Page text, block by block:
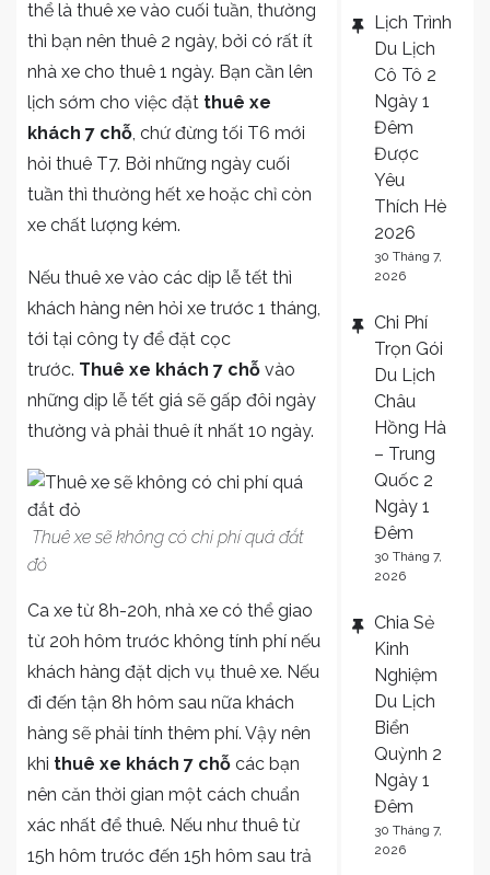
thể là thuê xe vào cuối tuần, thường
thì bạn nên thuê 2 ngày, bởi có rất ít
nhà xe cho thuê 1 ngày. Bạn cần lên
lịch sớm cho việc đặt thuê xe
khách 7 chỗ, chứ đừng tối T6 mới
hỏi thuê T7. Bởi những ngày cuối
tuần thì thường hết xe hoặc chỉ còn
xe chất lượng kém.
Nếu thuê xe vào các dịp lễ tết thì
khách hàng nên hỏi xe trước 1 tháng,
tới tại công ty để đặt cọc
trước. Thuê xe khách 7 chỗ vào
những dịp lễ tết giá sẽ gấp đôi ngày
thường và phải thuê ít nhất 10 ngày.
Thuê xe sẽ không có chi phí quá đắt
đỏ
Ca xe từ 8h-20h, nhà xe có thể giao
từ 20h hôm trước không tính phí nếu
khách hàng đặt dịch vụ thuê xe. Nếu
đi đến tận 8h hôm sau nữa khách
hàng sẽ phải tính thêm phí. Vậy nên
khi thuê xe khách 7 chỗ các bạn
nên căn thời gian một cách chuẩn
xác nhất để thuê. Nếu như thuê từ
15h hôm trước đến 15h hôm sau trả
Lịch Trình
Du Lịch
Cô Tô 2
Ngày 1
Đêm
Được
Yêu
Thích Hè
2026
30 Tháng 7,
2026
Chi Phí
Trọn Gói
Du Lịch
Châu
Hồng Hà
– Trung
Quốc 2
Ngày 1
Đêm
30 Tháng 7,
2026
Chia Sẻ
Kinh
Nghiệm
Du Lịch
Biển
Quỳnh 2
Ngày 1
Đêm
30 Tháng 7,
2026